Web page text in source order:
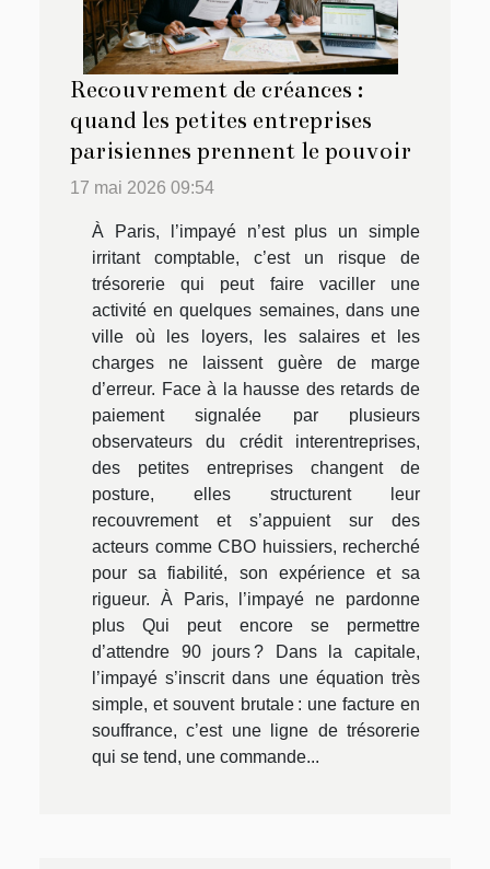
Recouvrement de créances :
quand les petites entreprises
parisiennes prennent le pouvoir
17 mai 2026 09:54
À Paris, l’impayé n’est plus un simple
irritant comptable, c’est un risque de
trésorerie qui peut faire vaciller une
activité en quelques semaines, dans une
ville où les loyers, les salaires et les
charges ne laissent guère de marge
d’erreur. Face à la hausse des retards de
paiement signalée par plusieurs
observateurs du crédit interentreprises,
des petites entreprises changent de
posture, elles structurent leur
recouvrement et s’appuient sur des
acteurs comme CBO huissiers, recherché
pour sa fiabilité, son expérience et sa
rigueur. À Paris, l’impayé ne pardonne
plus Qui peut encore se permettre
d’attendre 90 jours ? Dans la capitale,
l’impayé s’inscrit dans une équation très
simple, et souvent brutale : une facture en
souffrance, c’est une ligne de trésorerie
qui se tend, une commande...